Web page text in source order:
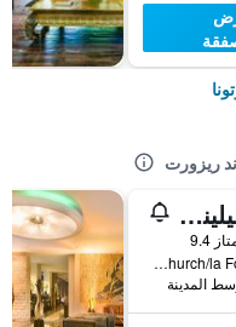
ريزورت
أوتل إل سيلينسيو ديل كامبو
9.4
Catholic Church/la Fortuna 5 Km Nw, لا فورتونا, كوستاريكا